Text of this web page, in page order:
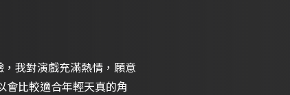
我對演戲充滿熱情，願意
會比較適合年輕天真的角